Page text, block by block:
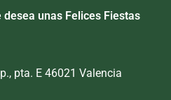
desea unas Felices Fiestas
pta. E 46021 Valencia